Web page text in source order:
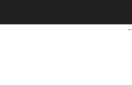
abre las puertas a las